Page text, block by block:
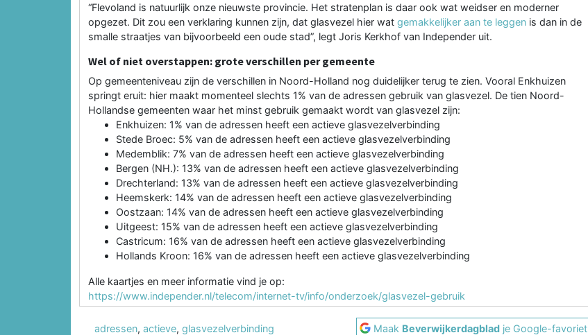
“Flevoland is natuurlijk onze nieuwste provincie. Het stratenplan is daar ook wat weidser en moderner
opgezet. Dit zou een verklaring kunnen zijn, dat glasvezel hier wat gemakkelijker aan te leggen is dan in de
smalle straatjes van bijvoorbeeld een oude stad”, legt Joris Kerkhof van Independer uit.
Wel of niet overstappen: grote verschillen per gemeente
Op gemeenteniveau zijn de verschillen in Noord-Holland nog duidelijker terug te zien. Vooral Enkhuizen
springt eruit: hier maakt momenteel slechts 1% van de adressen gebruik van glasvezel. De tien Noord-
Hollandse gemeenten waar het minst gebruik gemaakt wordt van glasvezel zijn:
Enkhuizen: 1% van de adressen heeft een actieve glasvezelverbinding
Stede Broec: 5% van de adressen heeft een actieve glasvezelverbinding
Medemblik: 7% van de adressen heeft een actieve glasvezelverbinding
Bergen (NH.): 13% van de adressen heeft een actieve glasvezelverbinding
Drechterland: 13% van de adressen heeft een actieve glasvezelverbinding
Heemskerk: 14% van de adressen heeft een actieve glasvezelverbinding
Oostzaan: 14% van de adressen heeft een actieve glasvezelverbinding
Uitgeest: 15% van de adressen heeft een actieve glasvezelverbinding
Castricum: 16% van de adressen heeft een actieve glasvezelverbinding
Hollands Kroon: 16% van de adressen heeft een actieve glasvezelverbinding
Alle kaartjes en meer informatie vind je op:
https://www.independer.nl/telecom/internet-tv/info/onderzoek/glasvezel-gebruik
adressen, actieve, glasvezelverbinding Maak Beverwijkerdagblad je Google-favoriet